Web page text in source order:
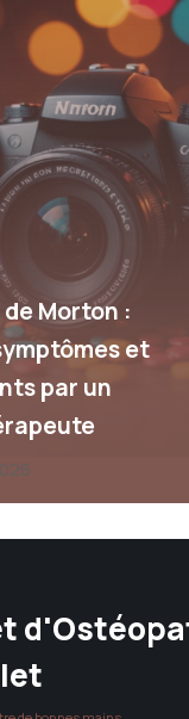
Morton :
et
par un